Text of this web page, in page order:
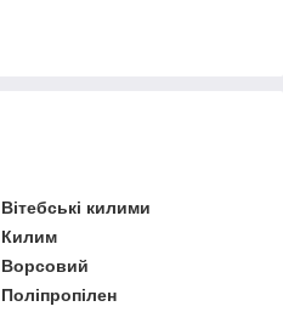
Вітебські килими
Килим
Ворсовий
Поліпропілен